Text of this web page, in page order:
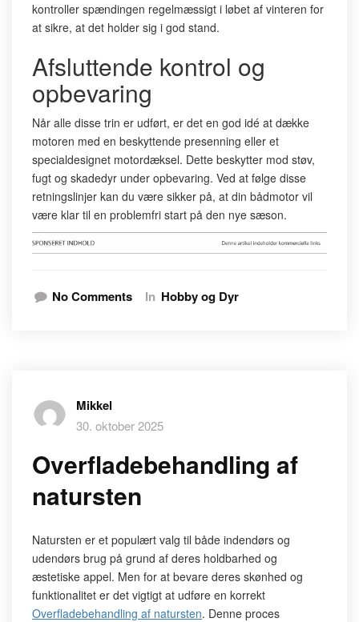
kontroller spændingen regelmæssigt i løbet af vinteren for
at sikre, at det holder sig i god stand.
Afsluttende kontrol og
opbevaring
Når alle disse trin er udført, er det en god idé at dække
motoren med en beskyttende presenning eller et
specialdesignet motordæksel. Dette beskytter mod støv,
fugt og skadedyr under opbevaring. Ved at følge disse
retningslinjer kan du være sikker på, at din bådmotor vil
være klar til en problemfri start på den nye sæson.
No Comments In Hobby og Dyr
Mikkel
30. oktober 2025
Overfladebehandling af
natursten
Natursten er et populært valg til både indendørs og
udendørs brug på grund af deres holdbarhed og
æstetiske appel. Men for at bevare deres skønhed og
funktionalitet er det vigtigt at udføre en korrekt
Overfladebehandling af natursten. Denne proces